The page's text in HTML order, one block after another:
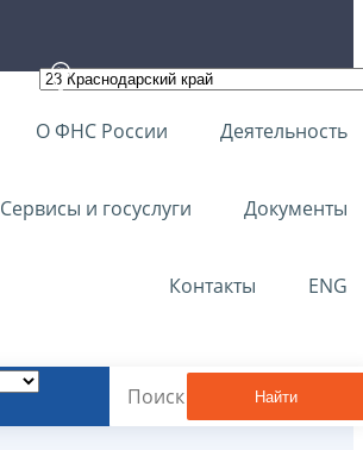
О ФНС России Деятельность
Сервисы и госуслуги Документы
Контакты ENG
Найти